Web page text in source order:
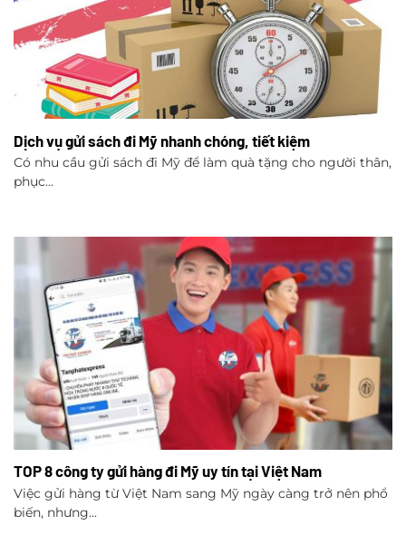
Dịch vụ gửi sách đi Mỹ nhanh chóng, tiết kiệm
Có nhu cầu gửi sách đi Mỹ để làm quà tặng cho người thân,
phục...
TOP 8 công ty gửi hàng đi Mỹ uy tín tại Việt Nam
Việc gửi hàng từ Việt Nam sang Mỹ ngày càng trở nên phổ
biến, nhưng...